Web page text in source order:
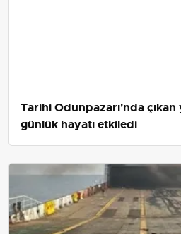
Tarihi Odunpazarı'nda çıkan
günlük hayatı etkiledi